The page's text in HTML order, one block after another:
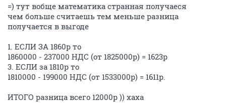
=) тут вобще математика странная получаеся
чем больше считаешь тем меньше разница
получается в выгоде
1. ЕСЛИ ЗА 1860р то
1860000 - 237000 НДС (от 1825000р) = 1623р
3. ЕСЛИ за 1810р то
1810000 - 199000 НДС (от 1533000р) = 1611р.
ИТОГО разница всего 12000р )) хаха